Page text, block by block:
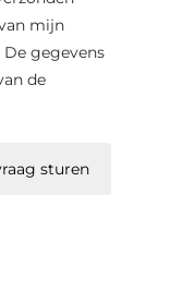
mijn
gegevens
de
sturen